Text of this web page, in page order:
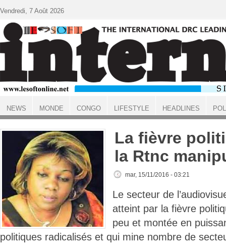
ACCUEIL
La fièvre
la Rtnc
mar, 15/11/2016 - 03:21
Le secteur de
atteint par la fièvre
peu et montée en
politiques radicalisés et qui mine nombre de
Vendredi, 7 Août 2026
NEWS MONDE CONGO LIFESTYLE HEADLINES